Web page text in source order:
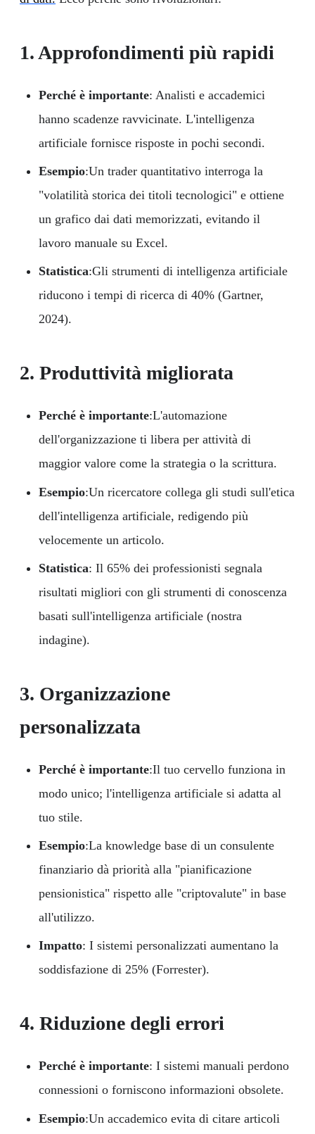
1. Approfondimenti più rapidi
Perché è importante: Analisti e accademici
hanno scadenze ravvicinate. L'intelligenza
artificiale fornisce risposte in pochi secondi.
Esempio:Un trader quantitativo interroga la
"volatilità storica dei titoli tecnologici" e ottiene
un grafico dai dati memorizzati, evitando il
lavoro manuale su Excel.
Statistica:Gli strumenti di intelligenza artificiale
riducono i tempi di ricerca di 40% (Gartner,
2024).
2. Produttività migliorata
Perché è importante:L'automazione
dell'organizzazione ti libera per attività di
maggior valore come la strategia o la scrittura.
Esempio:Un ricercatore collega gli studi sull'etica
dell'intelligenza artificiale, redigendo più
velocemente un articolo.
Statistica: Il 65% dei professionisti segnala
risultati migliori con gli strumenti di conoscenza
basati sull'intelligenza artificiale (nostra
indagine).
3. Organizzazione
personalizzata
Perché è importante:Il tuo cervello funziona in
modo unico; l'intelligenza artificiale si adatta al
tuo stile.
Esempio:La knowledge base di un consulente
finanziario dà priorità alla "pianificazione
pensionistica" rispetto alle "criptovalute" in base
all'utilizzo.
Impatto: I sistemi personalizzati aumentano la
soddisfazione di 25% (Forrester).
4. Riduzione degli errori
Perché è importante: I sistemi manuali perdono
connessioni o forniscono informazioni obsolete.
Esempio:Un accademico evita di citare articoli